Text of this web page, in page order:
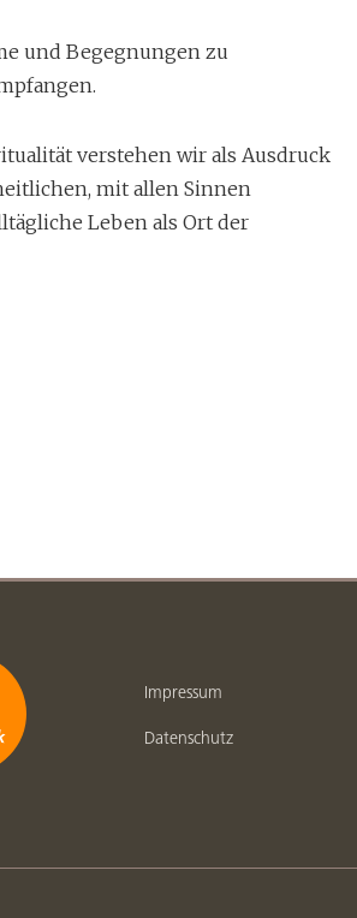
und Begegnungen zu
verstehen wir als Ausdruck
mit allen Sinnen
Leben als Ort der
Impressum
Datenschutz